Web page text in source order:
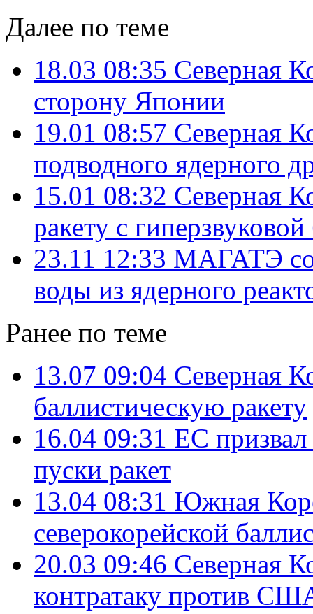
Далее по теме
18.03 08:35 Северная
сторону Японии
19.01 08:57 Северная
подводного ядерного
15.01 08:32 Северная
ракету с
23.11 12:33 МАГАТЭ
воды из ядерного
Ранее по теме
13.07 09:04 Северная
баллистическую ракету
16.04 09:31 ЕС
пуски ракет
13.04 08:31 Южная
северокорейской
20.03 09:46 Северная
контратаку против